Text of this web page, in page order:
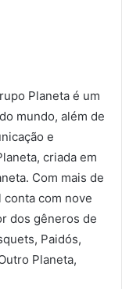
Planeta é um
mundo, além de
e
criada em
Com mais de
conta com nove
dos gêneros de
Paidós,
Planeta,